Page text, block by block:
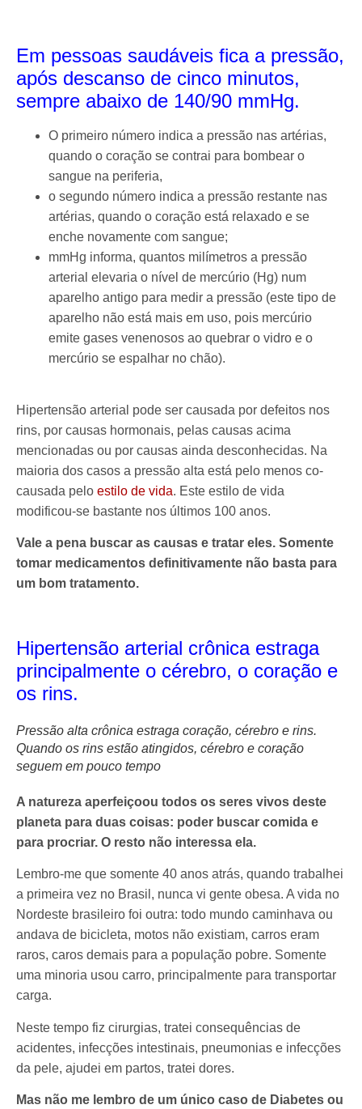
Em pessoas saudáveis fica a pressão,
após descanso de cinco minutos,
sempre abaixo de 140/90 mmHg.
O primeiro número indica a pressão nas artérias,
quando o coração se contrai para bombear o
sangue na periferia,
o segundo número indica a pressão restante nas
artérias, quando o coração está relaxado e se
enche novamente com sangue;
mmHg informa, quantos milímetros a pressão
arterial elevaria o nível de mercúrio (Hg) num
aparelho antigo para medir a pressão (este tipo de
aparelho não está mais em uso, pois mercúrio
emite gases venenosos ao quebrar o vidro e o
mercúrio se espalhar no chão).
Hipertensão arterial pode ser causada por defeitos nos
rins, por causas hormonais, pelas causas acima
mencionadas ou por causas ainda desconhecidas. Na
maioria dos casos a pressão alta está pelo menos co-
causada pelo estilo de vida. Este estilo de vida
modificou-se bastante nos últimos 100 anos.
Vale a pena buscar as causas e tratar eles. Somente
tomar medicamentos definitivamente não basta para
um bom tratamento.
Hipertensão arterial crônica estraga
principalmente o cérebro, o coração e
os rins.
Pressão alta crônica estraga coração, cérebro e rins.
Quando os rins estão atingidos, cérebro e coração
seguem em pouco tempo
A natureza aperfeiçoou todos os seres vivos deste
planeta para duas coisas: poder buscar comida e
para procriar. O resto não interessa ela.
Lembro-me que somente 40 anos atrás, quando trabalhei
a primeira vez no Brasil, nunca vi gente obesa. A vida no
Nordeste brasileiro foi outra: todo mundo caminhava ou
andava de bicicleta, motos não existiam, carros eram
raros, caros demais para a população pobre. Somente
uma minoria usou carro, principalmente para transportar
carga.
Neste tempo fiz cirurgias, tratei consequências de
acidentes, infecções intestinais, pneumonias e infecções
da pele, ajudei em partos, tratei dores.
Mas não me lembro de um único caso de Diabetes ou